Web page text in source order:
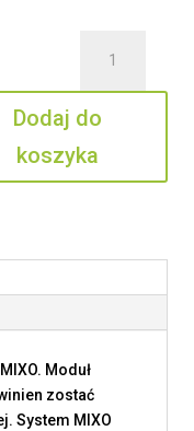
17
DM
Dodaj do
koszyka
Moduł
zostać
System MIXO